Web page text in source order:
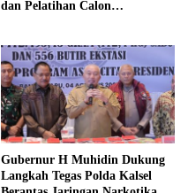
dan Pelatihan Calon
Gubernur H Muhidin Dukung
Langkah Tegas Polda Kalsel